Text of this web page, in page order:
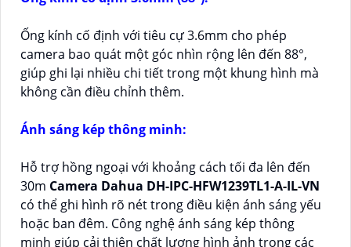
Ống kính cố định với tiêu cự 3.6mm cho phép
camera bao quát một góc nhìn rộng lên đến 88°,
giúp ghi lại nhiều chi tiết trong một khung hình mà
không cần điều chỉnh thêm.
Ánh sáng kép thông minh:
Hỗ trợ hồng ngoại với khoảng cách tối đa lên đến
30m Camera Dahua DH-IPC-HFW1239TL1-A-IL-VN
có thể ghi hình rõ nét trong điều kiện ánh sáng yếu
hoặc ban đêm. Công nghệ ánh sáng kép thông
minh giúp cải thiện chất lượng hình ảnh trong các